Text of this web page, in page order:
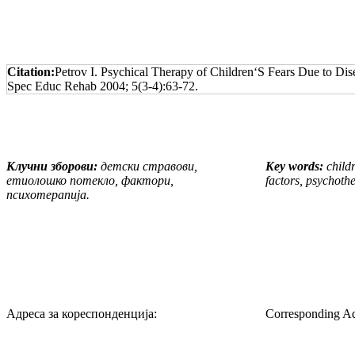
Citation:Petrov I. Psychical Therapy of Children‘S Fears Due to
Spec Educ Rehab 2004; 5(3-4):63-72.
Клучни зборови: детски стравови,
етиолошко потекло, фактори,
психотерапија.
Key words:
factors,
Адреса за кореспонденција: Corresponding